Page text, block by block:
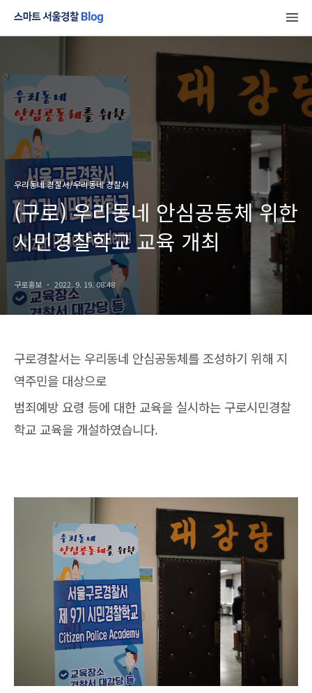
우리동네 경찰서/우리동네 경찰서
(구로) 우리동네 안심공동체 위한
시민경찰학교 교육 개최
구로홍보 2022. 9. 19. 08:48
구로경찰서는 우리동네 안심공동체를 조성하기 위해 지
역주민을 대상으로
범죄예방 요령 등에 대한 교육을 실시하는 구로시민경찰
학교 교육을 개설하였습니다.